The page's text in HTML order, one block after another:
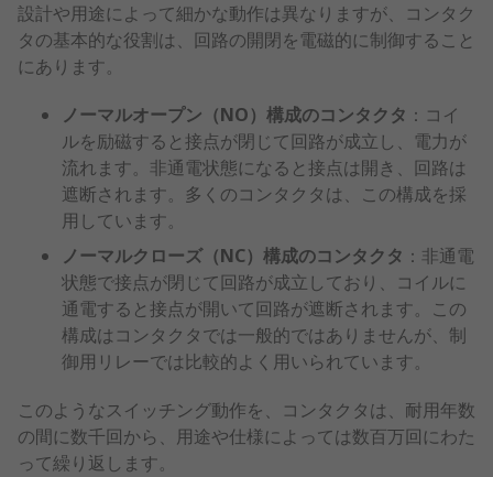
設計や用途によって細かな動作は異なりますが、コンタク
タの基本的な役割は、回路の開閉を電磁的に制御すること
にあります。
ノーマルオープン（NO）構成のコンタクタ ：コイ
ルを励磁すると接点が閉じて回路が成立し、電力が
流れます。非通電状態になると接点は開き、回路は
遮断されます。多くのコンタクタは、この構成を採
用しています。
ノーマルクローズ（NC）構成のコンタクタ ：非通電
状態で接点が閉じて回路が成立しており、コイルに
通電すると接点が開いて回路が遮断されます。この
構成はコンタクタでは一般的ではありませんが、制
御用リレーでは比較的よく用いられています。
このようなスイッチング動作を、コンタクタは、耐用年数
の間に数千回から、用途や仕様によっては数百万回にわた
って繰り返します。